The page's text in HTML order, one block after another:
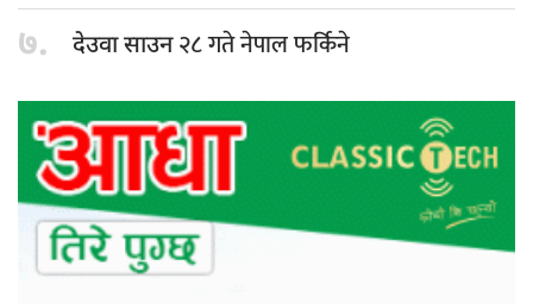
७. देउवा साउन२८ गते नेपाल फर्किने